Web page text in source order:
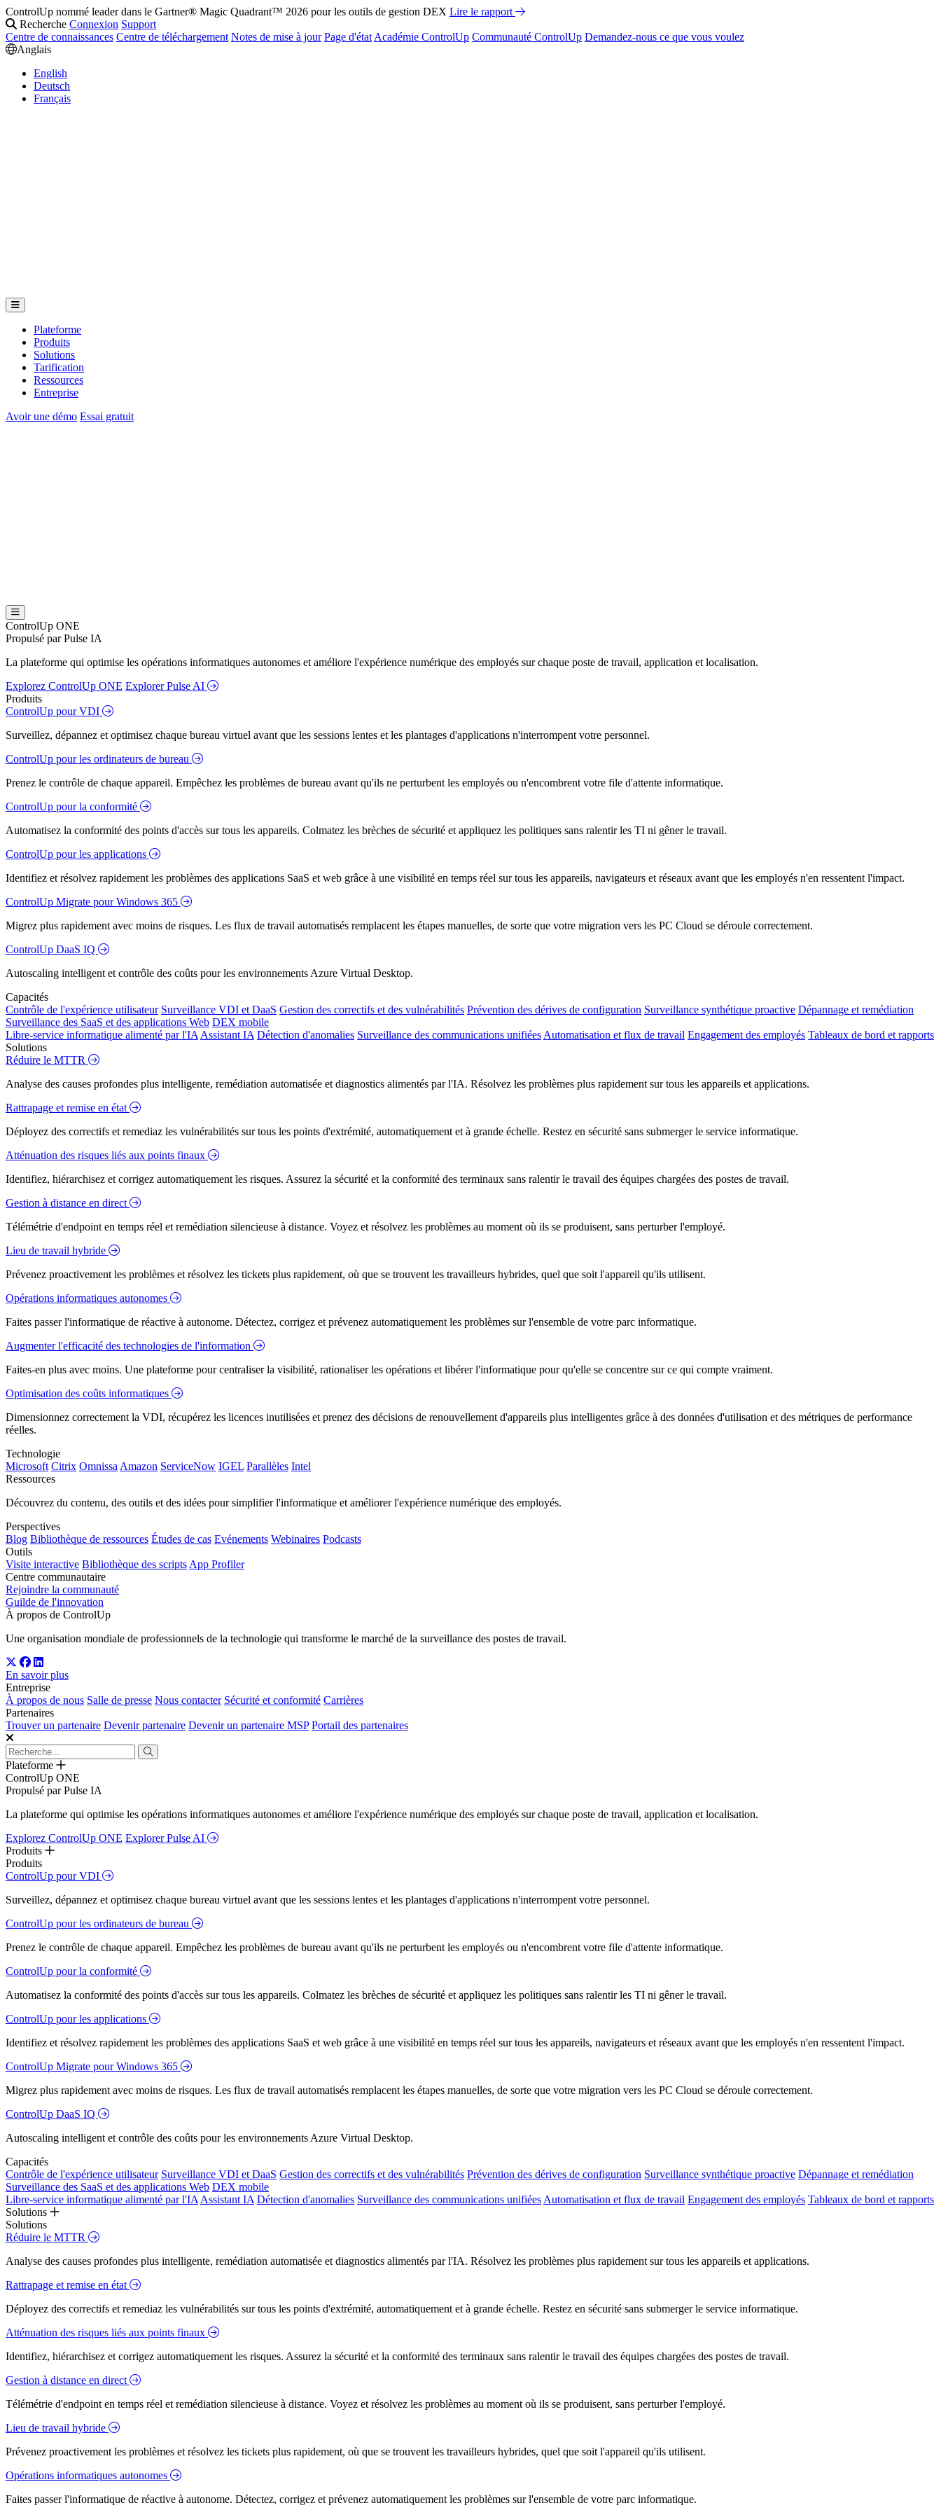
ControlUp nommé leader dans le Gartner® Magic Quadrant™ 2026 pour les outils de gestion DEX Lire le rapport
Recherche Connexion Support
Centre de connaissances Centre de téléchargement Notes de mise à jour Page d'état Académie ControlUp Communauté ControlUp Demandez-nous ce que vous voulez
Anglais
English
Deutsch
Français
Plateforme
Produits
Solutions
Tarification
Ressources
Entreprise
Avoir une démo Essai gratuit
ControlUp ONE
Propulsé par Pulse IA
La plateforme qui optimise les opérations informatiques autonomes et améliore l'expérience numérique des employés sur chaque poste de travail, application et localisation.
Explorez ControlUp ONE Explorer Pulse AI
Produits
ControlUp pour VDI
Surveillez, dépannez et optimisez chaque bureau virtuel avant que les sessions lentes et les plantages d'applications n'interrompent votre personnel.
ControlUp pour les ordinateurs de bureau
Prenez le contrôle de chaque appareil. Empêchez les problèmes de bureau avant qu'ils ne perturbent les employés ou n'encombrent votre file d'attente informatique.
ControlUp pour la conformité
Automatisez la conformité des points d'accès sur tous les appareils. Colmatez les brèches de sécurité et appliquez les politiques sans ralentir les TI ni gêner le travail.
ControlUp pour les applications
Identifiez et résolvez rapidement les problèmes des applications SaaS et web grâce à une visibilité en temps réel sur tous les appareils, navigateurs et réseaux avant que les employés n'en ressentent l'impact.
ControlUp Migrate pour Windows 365
Migrez plus rapidement avec moins de risques. Les flux de travail automatisés remplacent les étapes manuelles, de sorte que votre migration vers les PC Cloud se déroule correctement.
ControlUp DaaS IQ
Autoscaling intelligent et contrôle des coûts pour les environnements Azure Virtual Desktop.
Capacités
Contrôle de l'expérience utilisateur Surveillance VDI et DaaS Gestion des correctifs et des vulnérabilités Prévention des dérives de configuration Surveillance synthétique proactive Dépannage et remédiation
Surveillance des SaaS et des applications Web DEX mobile
Libre-service informatique alimenté par l'IA Assistant IA Détection d'anomalies Surveillance des communications unifiées Automatisation et flux de travail Engagement des employés Tableaux de bord et rapports
Solutions
Réduire le MTTR
Analyse des causes profondes plus intelligente, remédiation automatisée et diagnostics alimentés par l'IA. Résolvez les problèmes plus rapidement sur tous les appareils et applications.
Rattrapage et remise en état
Déployez des correctifs et remediaz les vulnérabilités sur tous les points d'extrémité, automatiquement et à grande échelle. Restez en sécurité sans submerger le service informatique.
Atténuation des risques liés aux points finaux
Identifiez, hiérarchisez et corrigez automatiquement les risques. Assurez la sécurité et la conformité des terminaux sans ralentir le travail des équipes chargées des postes de travail.
Gestion à distance en direct
Télémétrie d'endpoint en temps réel et remédiation silencieuse à distance. Voyez et résolvez les problèmes au moment où ils se produisent, sans perturber l'employé.
Lieu de travail hybride
Prévenez proactivement les problèmes et résolvez les tickets plus rapidement, où que se trouvent les travailleurs hybrides, quel que soit l'appareil qu'ils utilisent.
Opérations informatiques autonomes
Faites passer l'informatique de réactive à autonome. Détectez, corrigez et prévenez automatiquement les problèmes sur l'ensemble de votre parc informatique.
Augmenter l'efficacité des technologies de l'information
Faites-en plus avec moins. Une plateforme pour centraliser la visibilité, rationaliser les opérations et libérer l'informatique pour qu'elle se concentre sur ce qui compte vraiment.
Optimisation des coûts informatiques
Dimensionnez correctement la VDI, récupérez les licences inutilisées et prenez des décisions de renouvellement d'appareils plus intelligentes grâce à des données d'utilisation et des métriques de performance
réelles.
Technologie
Microsoft Citrix Omnissa Amazon ServiceNow IGEL Parallèles Intel
Ressources
Découvrez du contenu, des outils et des idées pour simplifier l'informatique et améliorer l'expérience numérique des employés.
Perspectives
Blog Bibliothèque de ressources Études de cas Evénements Webinaires Podcasts
Outils
Visite interactive Bibliothèque des scripts App Profiler
Centre communautaire
Rejoindre la communauté
Guilde de l'innovation
À propos de ControlUp
Une organisation mondiale de professionnels de la technologie qui transforme le marché de la surveillance des postes de travail.
En savoir plus
Entreprise
À propos de nous Salle de presse Nous contacter Sécurité et conformité Carrières
Partenaires
Trouver un partenaire Devenir partenaire Devenir un partenaire MSP Portail des partenaires
Plateforme
ControlUp ONE
Propulsé par Pulse IA
La plateforme qui optimise les opérations informatiques autonomes et améliore l'expérience numérique des employés sur chaque poste de travail, application et localisation.
Explorez ControlUp ONE Explorer Pulse AI
Produits
Produits
ControlUp pour VDI
Surveillez, dépannez et optimisez chaque bureau virtuel avant que les sessions lentes et les plantages d'applications n'interrompent votre personnel.
ControlUp pour les ordinateurs de bureau
Prenez le contrôle de chaque appareil. Empêchez les problèmes de bureau avant qu'ils ne perturbent les employés ou n'encombrent votre file d'attente informatique.
ControlUp pour la conformité
Automatisez la conformité des points d'accès sur tous les appareils. Colmatez les brèches de sécurité et appliquez les politiques sans ralentir les TI ni gêner le travail.
ControlUp pour les applications
Identifiez et résolvez rapidement les problèmes des applications SaaS et web grâce à une visibilité en temps réel sur tous les appareils, navigateurs et réseaux avant que les employés n'en ressentent l'impact.
ControlUp Migrate pour Windows 365
Migrez plus rapidement avec moins de risques. Les flux de travail automatisés remplacent les étapes manuelles, de sorte que votre migration vers les PC Cloud se déroule correctement.
ControlUp DaaS IQ
Autoscaling intelligent et contrôle des coûts pour les environnements Azure Virtual Desktop.
Capacités
Contrôle de l'expérience utilisateur Surveillance VDI et DaaS Gestion des correctifs et des vulnérabilités Prévention des dérives de configuration Surveillance synthétique proactive Dépannage et remédiation
Surveillance des SaaS et des applications Web DEX mobile
Libre-service informatique alimenté par l'IA Assistant IA Détection d'anomalies Surveillance des communications unifiées Automatisation et flux de travail Engagement des employés Tableaux de bord et rapports
Solutions
Solutions
Réduire le MTTR
Analyse des causes profondes plus intelligente, remédiation automatisée et diagnostics alimentés par l'IA. Résolvez les problèmes plus rapidement sur tous les appareils et applications.
Rattrapage et remise en état
Déployez des correctifs et remediaz les vulnérabilités sur tous les points d'extrémité, automatiquement et à grande échelle. Restez en sécurité sans submerger le service informatique.
Atténuation des risques liés aux points finaux
Identifiez, hiérarchisez et corrigez automatiquement les risques. Assurez la sécurité et la conformité des terminaux sans ralentir le travail des équipes chargées des postes de travail.
Gestion à distance en direct
Télémétrie d'endpoint en temps réel et remédiation silencieuse à distance. Voyez et résolvez les problèmes au moment où ils se produisent, sans perturber l'employé.
Lieu de travail hybride
Prévenez proactivement les problèmes et résolvez les tickets plus rapidement, où que se trouvent les travailleurs hybrides, quel que soit l'appareil qu'ils utilisent.
Opérations informatiques autonomes
Faites passer l'informatique de réactive à autonome. Détectez, corrigez et prévenez automatiquement les problèmes sur l'ensemble de votre parc informatique.